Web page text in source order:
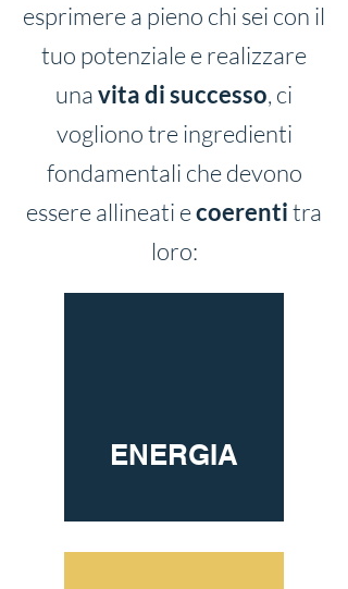
esprimere a pieno chi sei con il
tuo potenziale e realizzare
unavita di successo, ci
vogliono tre ingredienti
fondamentali che devono
essere allineati ecoerentitra
loro:
ENERGIA